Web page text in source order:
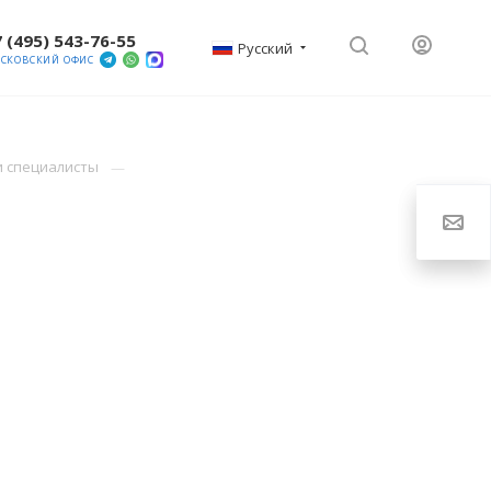
(495) 543-76-55
ОФИС
Русский
специалисты